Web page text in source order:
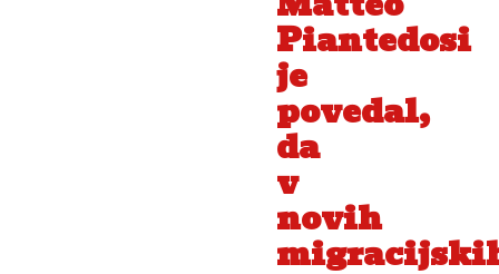
Piantedosi
je
povedal,
da
v
novih